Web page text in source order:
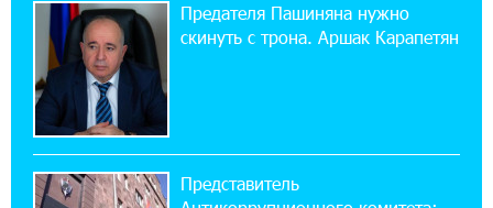
11:21:15 31-07-2026
ЕАЭС со временем будет расширяться. Когда-
нибудь это поймёт и рядовой армянин, но
будет уже поздно
11:03:52 31-07-2026
армян против Эрдогана, то что для него
Предателя Пашиняна нужно
скинуть с трона. Аршак Карапетян
Представитель